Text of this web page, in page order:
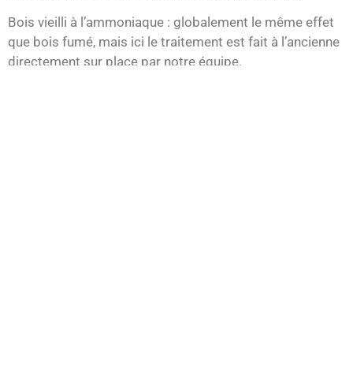
Bois vieilli à l’ammoniaque : globalement le même effet
que bois fumé, mais ici le traitement est fait à l’ancienne
directement sur place par notre équipe.